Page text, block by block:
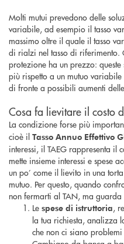
Molti mutui prevedono delle
variabile, ad esempio il tasso
massimo oltre il quale il tasso
di rialzi nel tasso di riferimento.
protezione ha un prezzo:
più rispetto a un mutuo
di fronte a possibili aumenti
Cosa fa lievitare il costo
La condizione forse più
cioè il Tasso Annuo Effettivo
interessi, il TAEG rappresenta il
mette insieme interessi e spese
un po’ come il lievito in una
mutuo. Per questo, quando
non fermarti al TAN, ma guarda
Le spese di istruttoria,
la tua richiesta, analizza
che non ci siano